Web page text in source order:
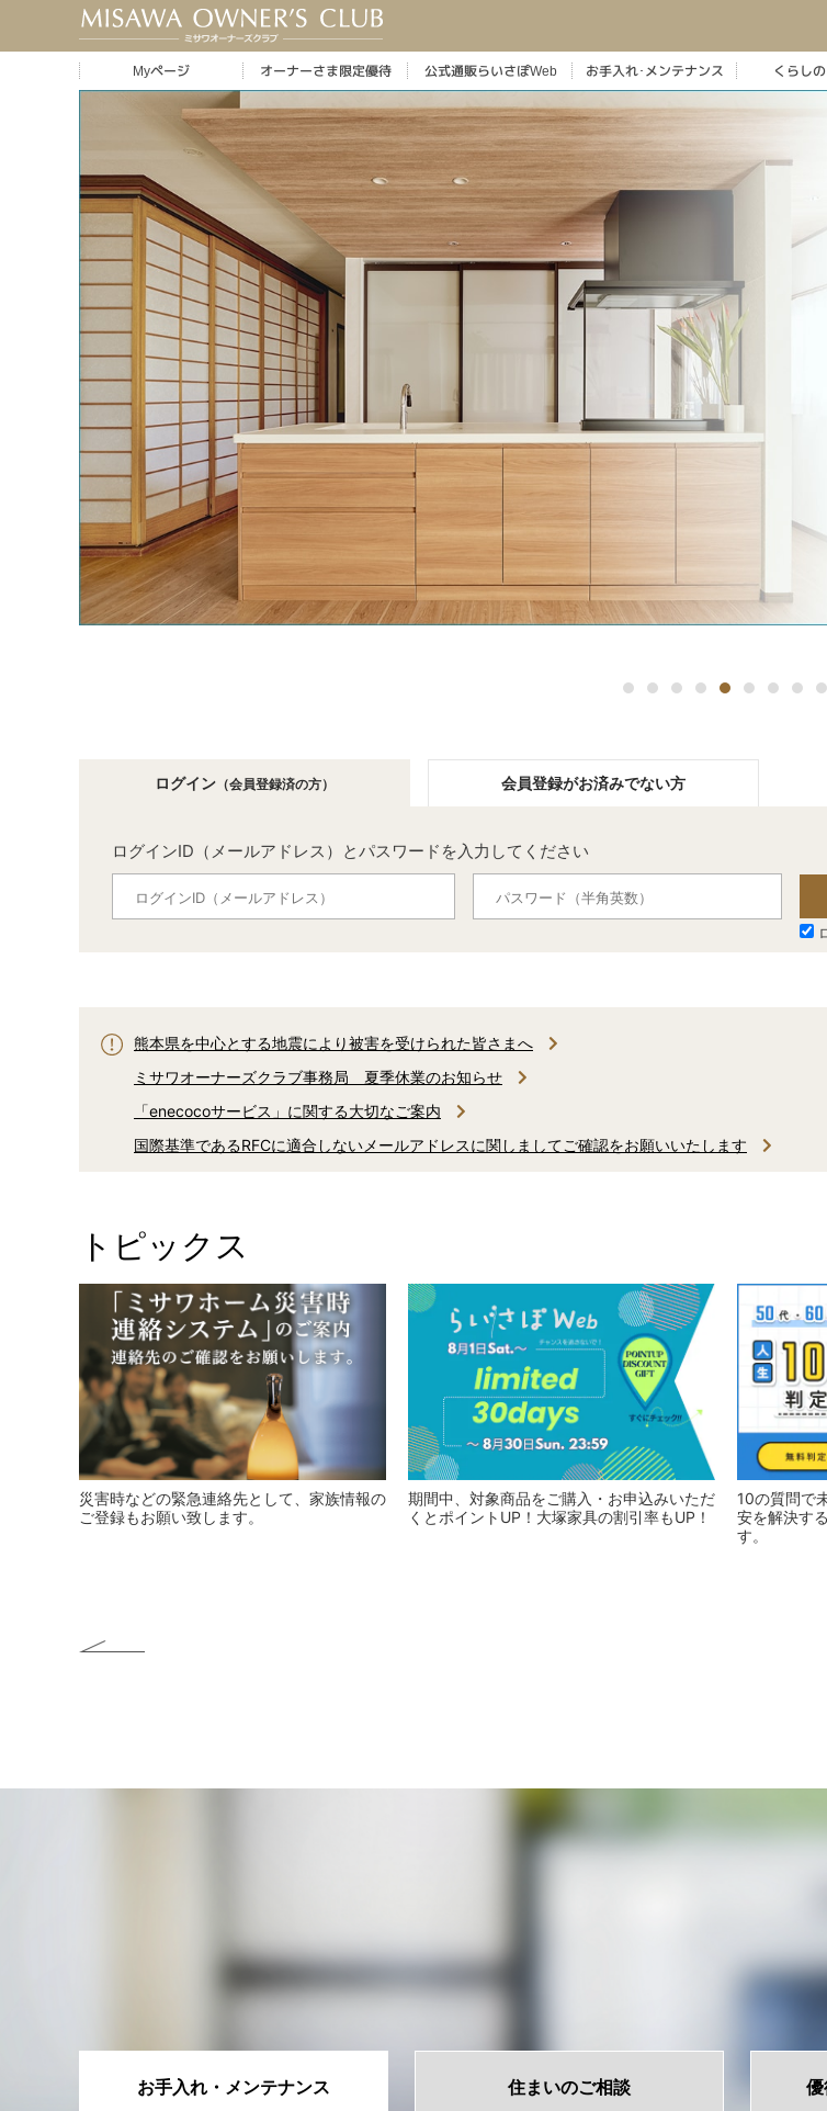
Myページ オーナーさま限定優待 公式通販らいさぽWeb お手入れ･メンテナンス くらし
ログイン （会員登録済の方） 会員登録がお済みでない方
ログインID（メールアドレス）とパスワードを入力してください
熊本県を中心とする地震により被害を受けられた皆さまへ
ミサワオーナーズクラブ事務局 夏季休業のお知らせ
「enecocoサービス」に関する大切なご案内
国際基準であるRFCに適合しないメールアドレスに関しましてご確認をお願いいたします
「健康リスク予報」サービス終了のご案内
トピックス
災害時などの緊急連絡先として、家族情報の
ご登録もお願い致します。
期間中、対象商品をご購入・お申込みいただ
くとポイントUP！大塚家具の割引率もUP！
10の質問で
安を解決す
す。
お手入れ・ メンテナンス 住まいのご相談